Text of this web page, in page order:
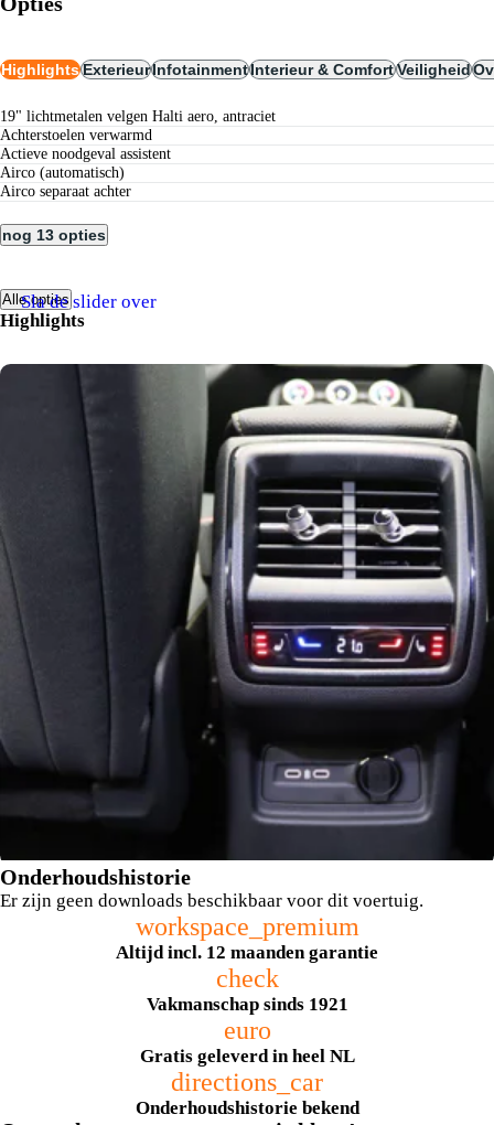
HighlightsExterieurInfotainmentInterieur & ComfortVeiligheid
19" lichtmetalen velgen Halti aero, antraciet
achterstoelen verwarmd
actieve noodgeval assistent
airco (automatisch)
airco separaat achter
nog 13 opties
Alle opties
Highlights
Sla de slider over
achterstoelen verwarmd
Onderhoudshistorie
Er zijn geen downloads beschikbaar voor dit voertuig.
workspace_premium
Altijd incl. 12 maanden garantie
check
Vakmanschap sinds 1921
euro
Gratis geleverd in heel NL
directions_car
Onderhoudshistorie bekend